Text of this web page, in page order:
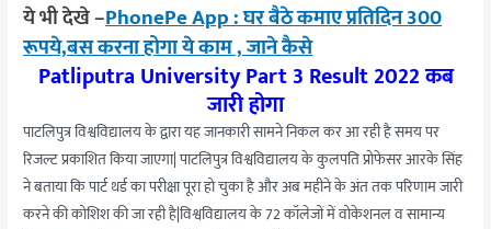
ये भी देखे –PhonePe App : घर बैठे कमाए प्रतिदिन 300
रूपये,बस करना होगा ये काम , जाने कैसे
Patliputra University Part 3 Result 2022 कब
जारी होगा
पाटलिपुत्र विश्वविद्यालय के द्वारा यह जानकारी सामने निकल कर आ रही है समय पर
रिजल्ट प्रकाशित किया जाएगा| पाटलिपुत्र विश्वविद्यालय के कुलपति प्रोफेसर आरके सिंह
ने बताया कि पार्ट थर्ड का परीक्षा पूरा हो चुका है और अब महीने के अंत तक परिणाम जारी
करने की कोशिश की जा रही है|विश्वविद्यालय के 72 कॉलेजों में वोकेशनल व सामान्य